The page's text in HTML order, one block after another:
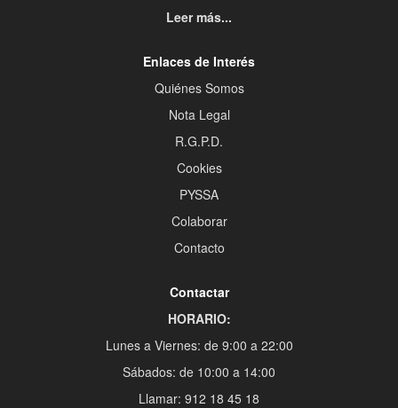
Leer más...
Enlaces de Interés
Quiénes Somos
Nota Legal
R.G.P.D.
Cookies
PYSSA
Colaborar
Contacto
Contactar
HORARIO:
Lunes a Viernes: de 9:00 a 22:00
Sábados: de 10:00 a 14:00
Llamar: 912 18 45 18